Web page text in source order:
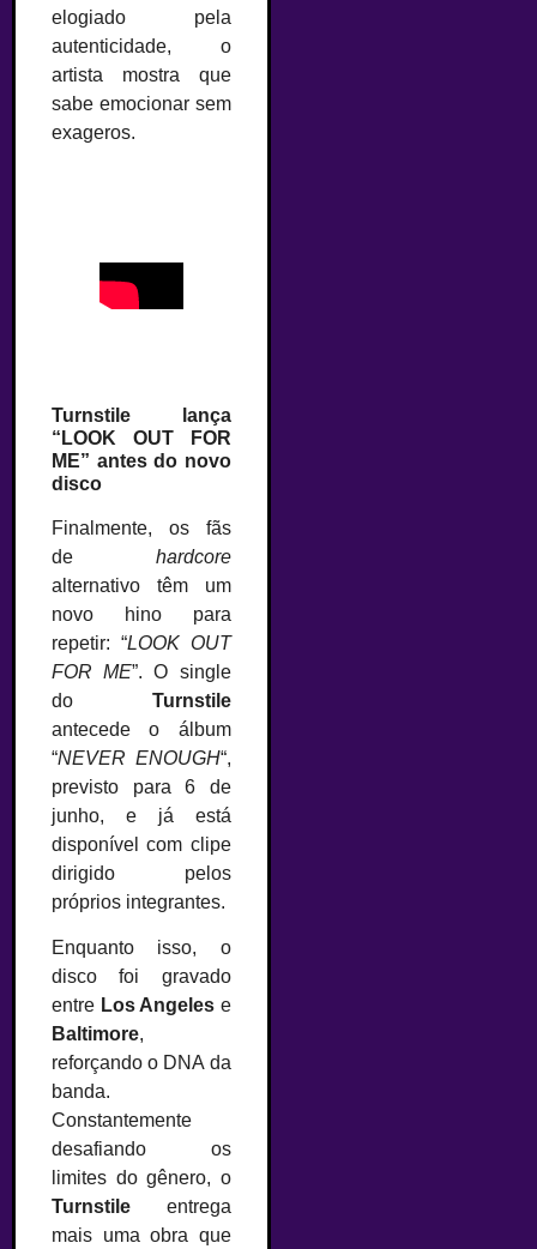
elogiado pela
autenticidade, o
artista mostra que
sabe emocionar sem
exageros.
Turnstile lança
“LOOK OUT FOR
ME” antes do novo
disco
Finalmente, os fãs
de hardcore
alternativo têm um
novo hino para
repetir: “LOOK OUT
FOR ME”. O single
do Turnstile
antecede o álbum
“NEVER ENOUGH“,
previsto para 6 de
junho, e já está
disponível com clipe
dirigido pelos
próprios integrantes.
Enquanto isso, o
disco foi gravado
entre Los Angeles e
Baltimore,
reforçando o DNA da
banda.
Constantemente
desafiando os
limites do gênero, o
Turnstile entrega
mais uma obra que